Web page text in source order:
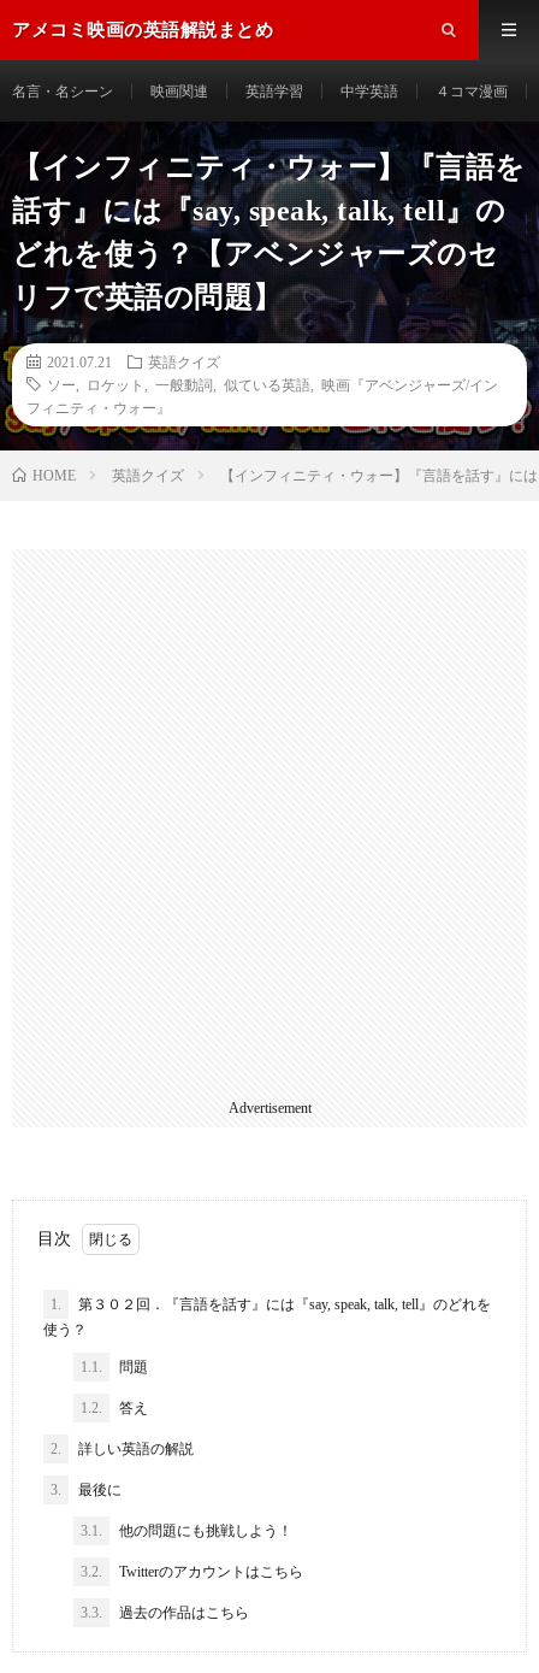
アメコミ映画の英語解説まとめ
名言・名シーン 映画関連 英語学習 中学英語 ４コマ漫画
【インフィニティ・ウォー】『言語を
話す』には『say, speak, talk, tell』の
どれを使う？【アベンジャーズのセ
リフで英語の問題】
2021.07.21
英語クイズ
ソー
ロケット 一般動詞 似ている英語
映画『アベンジャーズ/イン
フィニティ・ウォー』
HOME 英語クイズ 【インフィニティ・ウォー】『言語を話す』に
Advertisement
目次
1.
第３０２回．『言語を話す』には『say, speak, talk, tell』のどれを
使う？
1.1. 問題
1.2. 答え
2. 詳しい英語の解説
3. 最後に
3.1. 他の問題にも挑戦しよう！
3.2. Twitterのアカウントはこちら
3.3. 過去の作品はこちら